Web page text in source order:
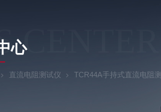
CENTER
心
直流电阻测试仪 TCR44A手持式直流电阻